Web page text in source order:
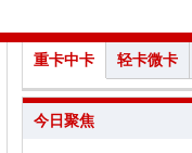
重卡中卡 轻卡微卡
今日聚焦